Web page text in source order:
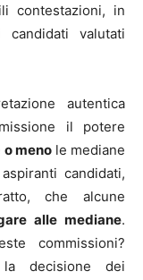
contestazioni, in
valutati
autentica
il potere
o menole mediane
candidati,
che alcune
alle mediane.
commissioni?
decisione dei